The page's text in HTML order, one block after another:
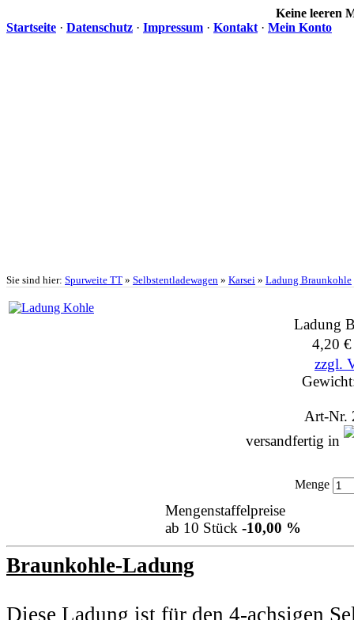
Keine leeren
Startseite · Datenschutz · Impressum · Kontakt · Mein Konto
Sie sind hier: Spurweite TT » Selbstentladewagen » Karsei » Ladung Braunkohle
Ladung
4,20
zzgl.
Art-Nr.
versandfertig in
Menge
Mengenstaffelpreise
ab 10 Stück -10,00 %
Braunkohle-Ladung
Diese Ladung ist für den 4-achsigen